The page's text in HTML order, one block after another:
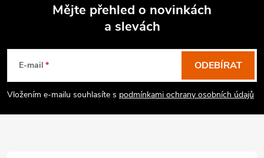
Mějte přehled o novinkách
a slevách
E-mail
Vložením e-mailu souhlasíte s podmínkami ochrany osobních údajů
ODEBÍRAT